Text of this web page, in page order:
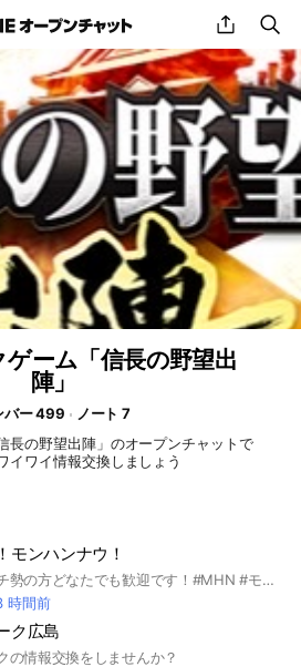
share
ーム「信長の野望出
陣」
バー 499
ノート 7
長の野望出陣」のオープンチャットで
イワイ情報交換しましょう
モンハンナウ！
初心者さん〜ガチ勢の方どなたでも歓迎です！#MHN #モンスターハンター #モンハン ナウ #モンハンnow #モンスターハンターナウ #MHNOW
時間前
ク広島
の情報交換をしませんか？